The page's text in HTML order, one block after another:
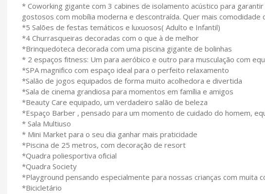
* Coworking gigante com 3 cabines de isolamento acústico para
gostosos com mobília moderna e descontraída. Quer mais comodidade
*5 Salões de festas temáticos e luxuosos( Adulto e Infantil)
*4 Churrasqueiras decoradas com o que à de melhor
*Brinquedoteca decorada com uma piscina gigante de bolinhas
* 2 espaços fitness: Um para aeróbico e outro para musculação com
*SPA magnifico com espaço ideal para o perfeito relaxamento
*Salão de jogos equipados de forma muito acolhedora e divertida
*Sala de cinema grandiosa para momentos em família e amigos
*Beauty Care equipado, um verdadeiro salão de beleza
*Espaço Barber , pensado para um momento de cuidado do homem,
* Sala Multiuso
* Mini Market para o seu dia ganhar mais praticidade
*Piscina de 25 metros, com decoração de resort
*Quadra poliesportiva oficial
*Quadra Society
*Playground pensando especialmente para nossas crianças com muita
*Bicicletário